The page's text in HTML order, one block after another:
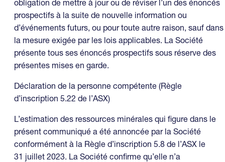
obligation de mettre à jour ou de réviser l’un des énoncés
prospectifs à la suite de nouvelle information ou
d’événements futurs, ou pour toute autre raison, sauf dans
la mesure exigée par les lois applicables. La Société
présente tous ses énoncés prospectifs sous réserve des
présentes mises en garde.
Déclaration de la personne compétente (Règle
d’inscription 5.22 de l’ASX)
L’estimation des ressources minérales qui figure dans le
présent communiqué a été annoncée par la Société
conformément à la Règle d’inscription 5.8 de l’ASX le
31 juillet 2023. La Société confirme qu’elle n’a